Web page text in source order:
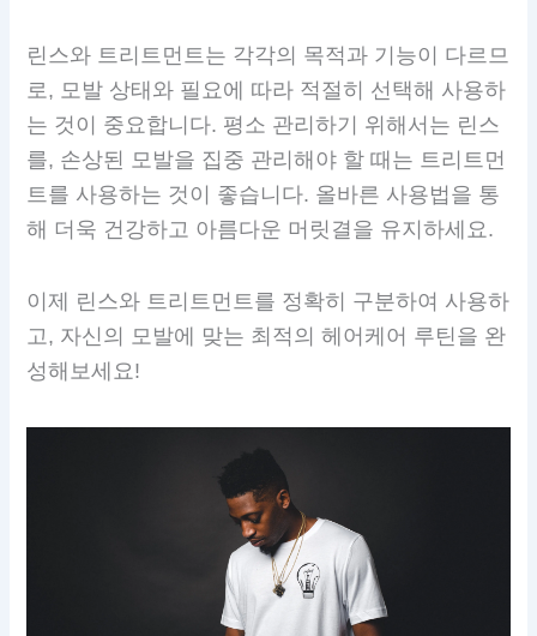
린스와 트리트먼트는 각각의 목적과 기능이 다르므
로, 모발 상태와 필요에 따라 적절히 선택해 사용하
는 것이 중요합니다. 평소 관리하기 위해서는 린스
를, 손상된 모발을 집중 관리해야 할 때는 트리트먼
트를 사용하는 것이 좋습니다. 올바른 사용법을 통
해 더욱 건강하고 아름다운 머릿결을 유지하세요.
이제 린스와 트리트먼트를 정확히 구분하여 사용하
고, 자신의 모발에 맞는 최적의 헤어케어 루틴을 완
성해보세요!